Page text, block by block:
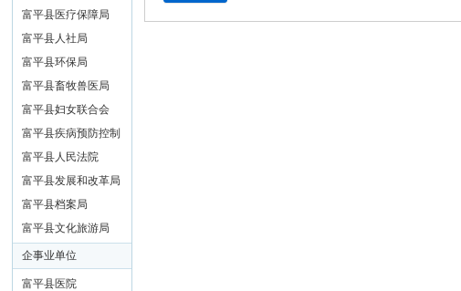
富平县医疗保障局
富平县人社局
富平县环保局
富平县畜牧兽医局
富平县妇女联合会
富平县疾病预防控制
中心
富平县人民法院
富平县发展和改革局
富平县档案局
富平县文化旅游局
企事业单位
富平县医院